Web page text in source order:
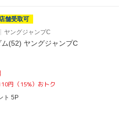
店舗受取可
ヤングジャンプC
ム(52) ヤングジャンプC
円（15%）おトク
ト 5P